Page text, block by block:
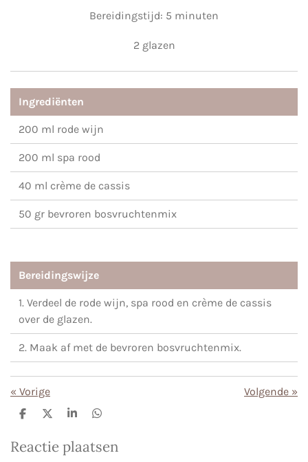
Bereidingstijd: 5 minuten
2 glazen
Ingrediënten
200 ml rode wijn
200 ml spa rood
40 ml crème de cassis
50 gr bevroren bosvruchtenmix
Bereidingswijze
1. Verdeel de rode wijn, spa rood en crème de cassis
over de glazen.
2. Maak af met de bevroren bosvruchtenmix.
« Vorige Volgende »
D
e
D
e
l
S
a
r
D
e
Reactie plaatsen